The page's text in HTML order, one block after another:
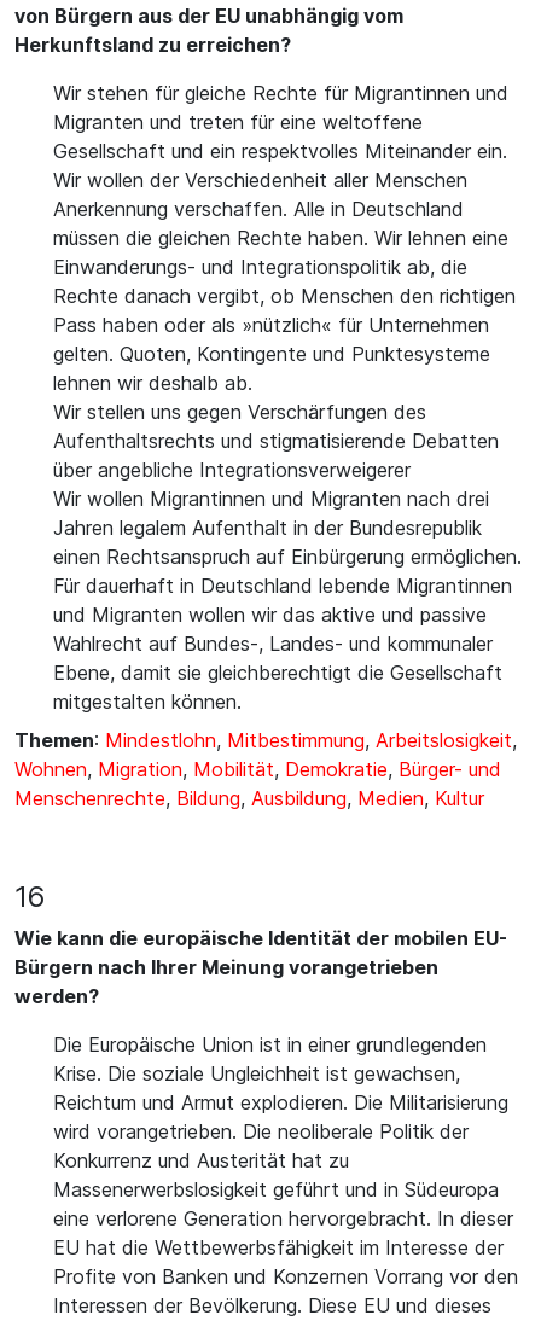
von Bürgern aus der EU unabhängig vom
Herkunftsland zu erreichen?
Wir stehen für gleiche Rechte für Migrantinnen und
Migranten und treten für eine weltoffene
Gesellschaft und ein respektvolles Miteinander ein.
Wir wollen der Verschiedenheit aller Menschen
Anerkennung verschaffen. Alle in Deutschland
müssen die gleichen Rechte haben. Wir lehnen eine
Einwanderungs- und Integrationspolitik ab, die
Rechte danach vergibt, ob Menschen den richtigen
Pass haben oder als »nützlich« für Unternehmen
gelten. Quoten, Kontingente und Punktesysteme
lehnen wir deshalb ab.
Wir stellen uns gegen Verschärfungen des
Aufenthaltsrechts und stigmatisierende Debatten
über angebliche Integrationsverweigerer
Wir wollen Migrantinnen und Migranten nach drei
Jahren legalem Aufenthalt in der Bundesrepublik
einen Rechtsanspruch auf Einbürgerung ermöglichen.
Für dauerhaft in Deutschland lebende Migrantinnen
und Migranten wollen wir das aktive und passive
Wahlrecht auf Bundes-, Landes- und kommunaler
Ebene, damit sie gleichberechtigt die Gesellschaft
mitgestalten können.
Themen: Mindestlohn, Mitbestimmung, Arbeitslosigkeit,
Wohnen, Migration, Mobilität, Demokratie, Bürger- und
Menschenrechte, Bildung, Ausbildung, Medien, Kultur
16
Wie kann die europäische Identität der mobilen EU-
Bürgern nach Ihrer Meinung vorangetrieben
werden?
Die Europäische Union ist in einer grundlegenden
Krise. Die soziale Ungleichheit ist gewachsen,
Reichtum und Armut explodieren. Die Militarisierung
wird vorangetrieben. Die neoliberale Politik der
Konkurrenz und Austerität hat zu
Massenerwerbslosigkeit geführt und in Südeuropa
eine verlorene Generation hervorgebracht. In dieser
EU hat die Wettbewerbsfähigkeit im Interesse der
Profite von Banken und Konzernen Vorrang vor den
Interessen der Bevölkerung. Diese EU und dieses